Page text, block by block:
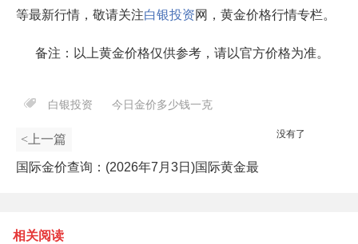
等最新行情，敬请关注白银投资网，黄金价格行情专栏。
备注：以上黄金价格仅供参考，请以官方价格为准。
白银投资 今日金价多少钱一克
<上一篇
国际金价查询：(2026年7月3日)国际黄金最
没有了
相关阅读